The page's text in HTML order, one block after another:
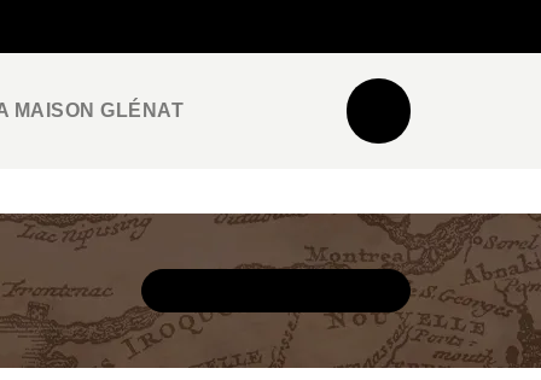
MAISON GLÉNAT